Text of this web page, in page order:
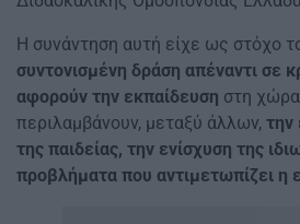
Η συνάντηση αυτή είχε ως στόχο
συντονισμένη δράση απέναντι σε
αφορούν την εκπαίδευση στη
περιλαμβάνουν, μεταξύ άλλων, την
της παιδείας, την ενίσχυση της
προβλήματα που αντιμετωπίζει η